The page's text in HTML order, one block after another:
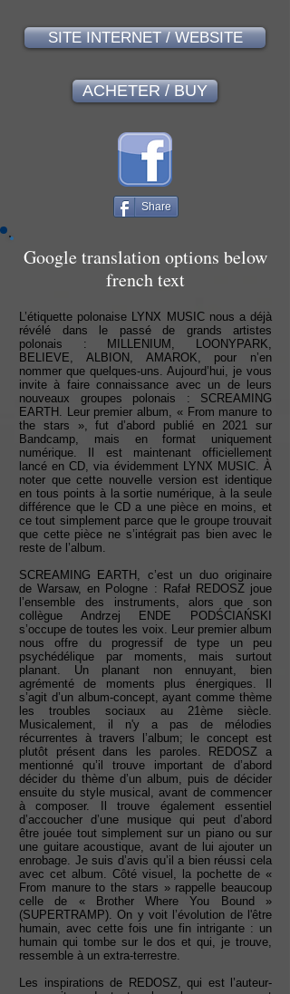
SITE INTERNET / WEBSITE
ACHETER / BUY
Share
Google translation options below
french text
L’étiquette polonaise LYNX MUSIC nous a déjà
révélé dans le passé de grands artistes
polonais : MILLENIUM, LOONYPARK,
BELIEVE, ALBION, AMAROK, pour n’en
nommer que quelques-uns. Aujourd’hui, je vous
invite à faire connaissance avec un de leurs
nouveaux groupes polonais : SCREAMING
EARTH. Leur premier album, « From manure to
the stars », fut d’abord publié en 2021 sur
Bandcamp, mais en format uniquement
numérique. Il est maintenant officiellement
lancé en CD, via évidemment LYNX MUSIC. À
noter que cette nouvelle version est identique
en tous points à la sortie numérique, à la seule
différence que le CD a une pièce en moins, et
ce tout simplement parce que le groupe trouvait
que cette pièce ne s’intégrait pas bien avec le
reste de l’album.
SCREAMING EARTH, c’est un duo originaire
de Warsaw, en Pologne : Rafał REDOSZ joue
l’ensemble des instruments, alors que son
collègue Andrzej ENDE PODŚCIAŃSKI
s’occupe de toutes les voix. Leur premier album
nous offre du progressif de type un peu
psychédélique par moments, mais surtout
planant. Un planant non ennuyant, bien
agrémenté de moments plus énergiques. Il
s’agit d’un album-concept, ayant comme thème
les troubles sociaux au 21ème siècle.
Musicalement, il n'y a pas de mélodies
récurrentes à travers l’album; le concept est
plutôt présent dans les paroles. REDOSZ a
mentionné qu’il trouve important de d’abord
décider du thème d’un album, puis de décider
ensuite du style musical, avant de commencer
à composer. Il trouve également essentiel
d’accoucher d’une musique qui peut d’abord
être jouée tout simplement sur un piano ou sur
une guitare acoustique, avant de lui ajouter un
enrobage. Je suis d’avis qu’il a bien réussi cela
avec cet album. Côté visuel, la pochette de «
From manure to the stars » rappelle beaucoup
celle de « Brother Where You Bound »
(SUPERTRAMP). On y voit l’évolution de l'être
humain, avec cette fois une fin intrigante : un
humain qui tombe sur le dos et qui, je trouve,
ressemble à un extra-terrestre.
Les inspirations de REDOSZ, qui est l’auteur-